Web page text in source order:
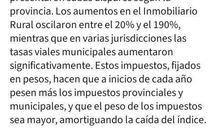
provincia. Los aumentos en el Inmobiliario
Rural oscilaron entre el 20% y el 190%,
mientras que en varias jurisdicciones las
tasas viales municipales aumentaron
significativamente. Estos impuestos, fijados
en pesos, hacen que a inicios de cada año
pesen más los impuestos provinciales y
municipales, y que el peso de los impuestos
sea mayor, amortiguando la caída del índice.